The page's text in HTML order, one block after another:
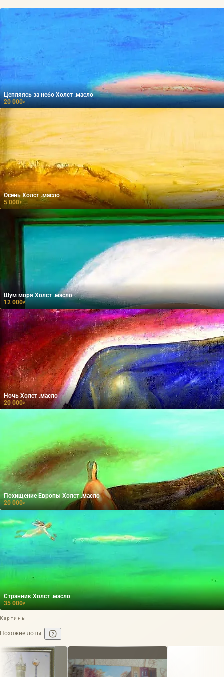
Цепляясь за небо Холст .масло
20 000₽
Осень Холст .масло
5 000₽
Шум моря Холст .масло
12 000₽
Ночь Холст .масло
20 000₽
Похищение Европы Холст .масло
20 000₽
Странник Холст .масло
35 000₽
Картины
Похожие лоты